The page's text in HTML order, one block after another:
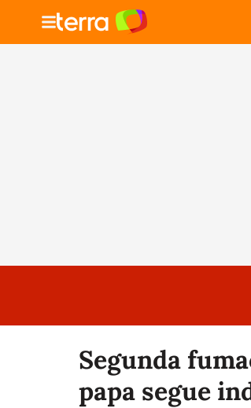
Segunda
papa segue